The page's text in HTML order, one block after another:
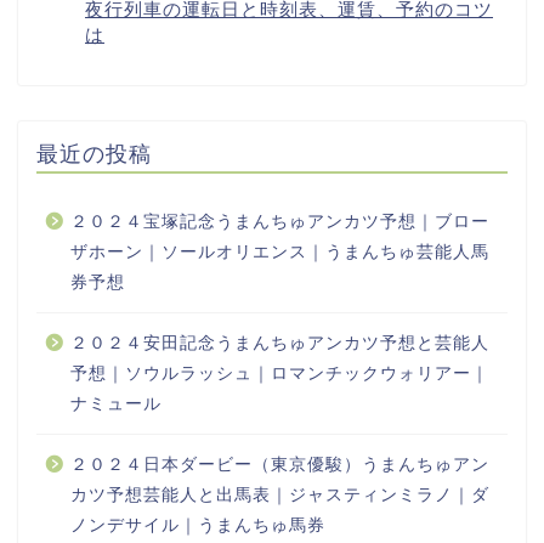
最近の投稿
２０２４宝塚記念うまんちゅアンカツ予想｜ブロー
ザホーン｜ソールオリエンス｜うまんちゅ芸能人馬
券予想
２０２４安田記念うまんちゅアンカツ予想と芸能人
予想｜ソウルラッシュ｜ロマンチックウォリアー｜
ナミュール
２０２４日本ダービー（東京優駿）うまんちゅアン
カツ予想芸能人と出馬表｜ジャスティンミラノ｜ダ
ノンデサイル｜うまんちゅ馬券